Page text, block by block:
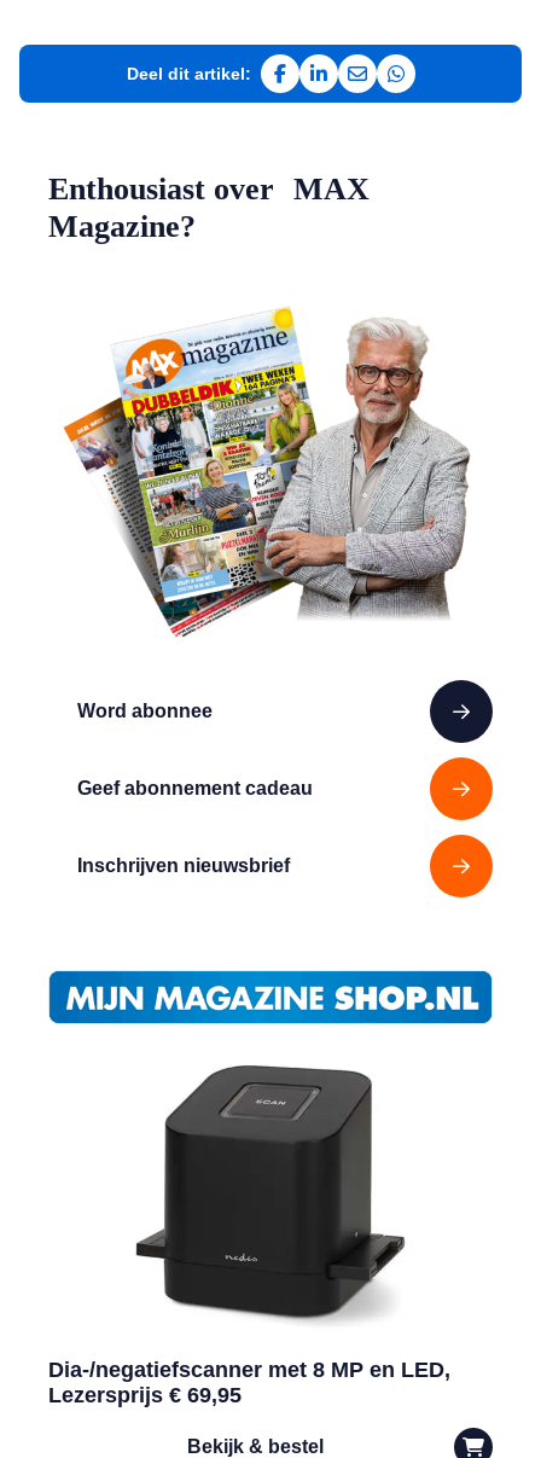
Deel dit artikel:
Deel op Facebook
Deel op LinkedIn
Deel via e-mail
Deel via
Word abonnee
Geef abonnement cadeau
Inschrijven nieuwsbrief
Enthousiast over MAX
Magazine?
Dia-/negatiefscanner met 8 MP en LED,
Lezersprijs € 69,95
Bekijk & bestel